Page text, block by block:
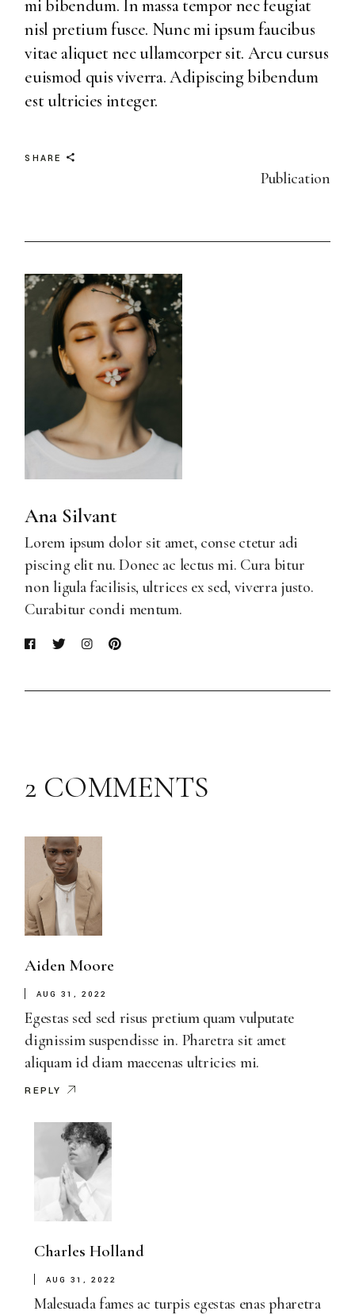
mi bibendum. In massa tempor nec feugiat
nisl pretium fusce. Nunc mi ipsum faucibus
vitae aliquet nec ullamcorper sit. Arcu cursus
euismod quis viverra. Adipiscing bibendum
est ultricies integer.
SHARE
Publication
Ana Silvant
Lorem ipsum dolor sit amet, conse ctetur adi
piscing elit nu. Donec ac lectus mi. Cura bitur
non ligula facilisis, ultrices ex sed, viverra justo.
Curabitur condi mentum.
2 COMMENTS
Aiden Moore
AUG 31, 2022
Egestas sed sed risus pretium quam vulputate
dignissim suspendisse in. Pharetra sit amet
aliquam id diam maecenas ultricies mi.
REPLY
Charles Holland
AUG 31, 2022
Malesuada fames ac turpis egestas enas pharetra